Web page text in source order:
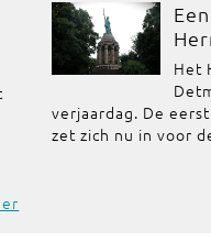
Het
verjaardag. De
zet zich nu in voor